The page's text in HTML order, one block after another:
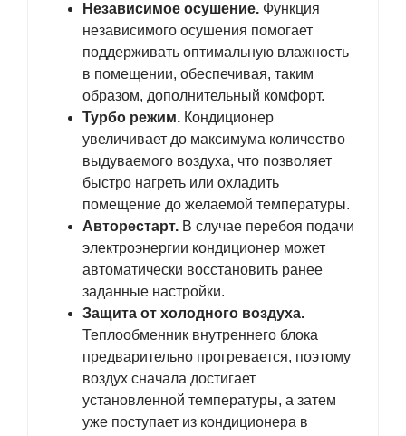
Независимое осушение. Функция
независимого осушения помогает
поддерживать оптимальную влажность
в помещении, обеспечивая, таким
образом, дополнительный комфорт.
Турбо режим. Кондиционер
увеличивает до максимума количество
выдуваемого воздуха, что позволяет
быстро нагреть или охладить
помещение до желаемой температуры.
Авторестарт. В случае перебоя подачи
электроэнергии кондиционер может
автоматически восстановить ранее
заданные настройки.
Защита от холодного воздуха.
Теплообменник внутреннего блока
предварительно прогревается, поэтому
воздух сначала достигает
установленной температуры, а затем
уже поступает из кондиционера в